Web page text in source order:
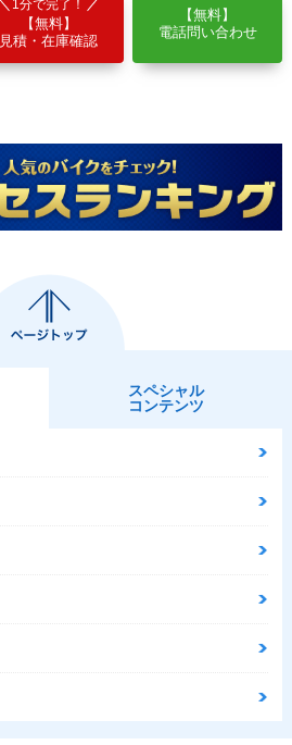
1分で完了！
【無料】
見積・在庫確認
【無料】
電話問い合わせ
スペシャル
コンテンツ